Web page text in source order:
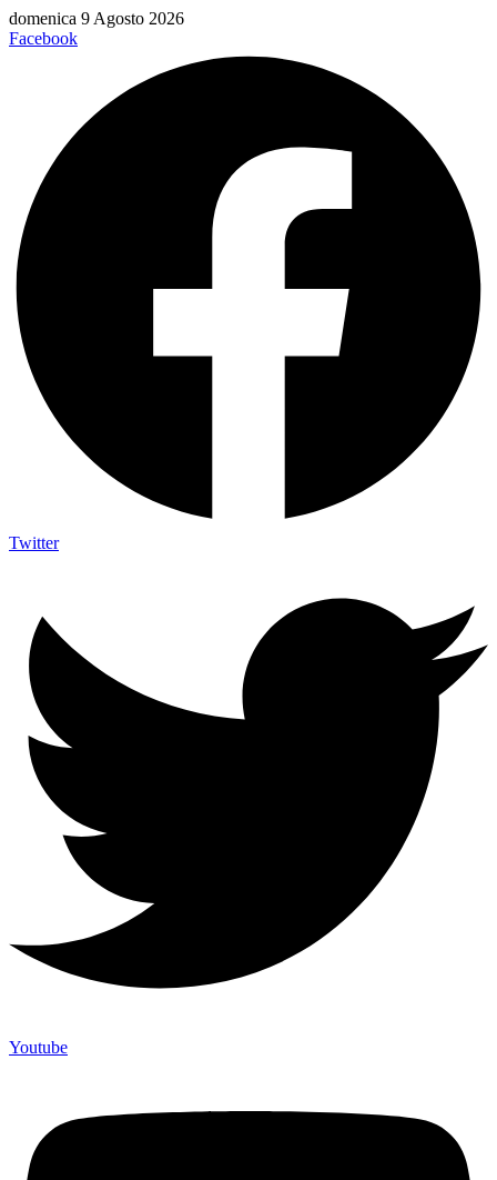
Vai
al
domenica 9 Agosto 2026
Facebook
Twitter
Youtube